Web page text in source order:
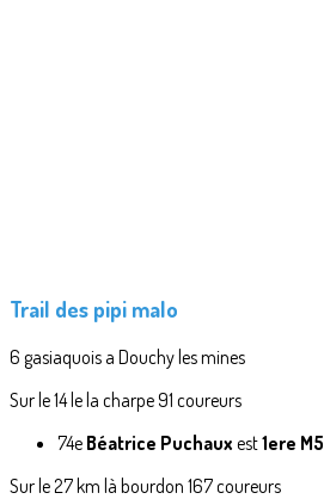
Trail des pipi malo
6 gasiaquois a Douchy les mines
Sur le 14 le la charpe 91 coureurs
74e Béatrice Puchaux est1ere M5
Sur le 27 km là bourdon 167 coureurs